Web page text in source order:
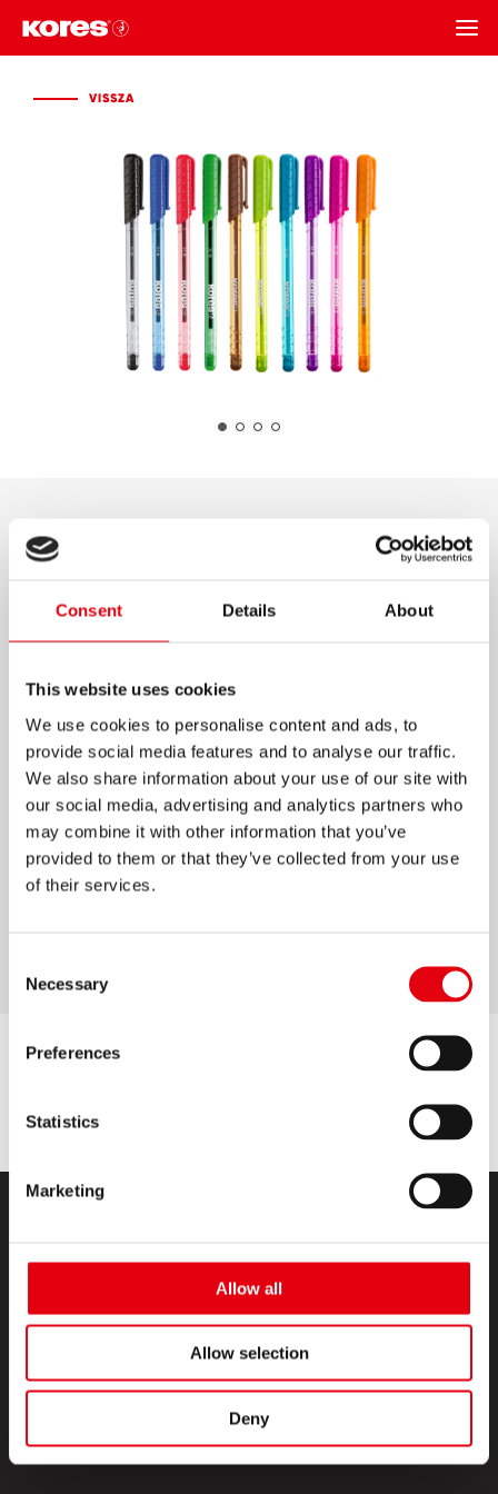
Consent Details About
This website uses cookies
We use cookies to personalise content and ads, to
provide social media features and to analyse our traffic.
We also share information about your use of our site with
our social media, advertising and analytics partners who
may combine it with other information that you’ve
provided to them or that they’ve collected from your use
of their services.
Selection
Necessary
Preferences
Statistics
Marketing
Allow all
Allow selection
Deny
VISSZA
K1 SUPER SLIDE
GOLYÓSTOLL
Golyóstoll volfrám-karbid golyóval
Maszatolásmentes és fényálló tinta
Háromszög kialakítás
Légáteresztő rendszere megelőzi a tinta
szivárgását
10 színben elérhető: fekete, kék, piros, zöld,
barna, világoszöld, türkizkék, lila, pink, sárga